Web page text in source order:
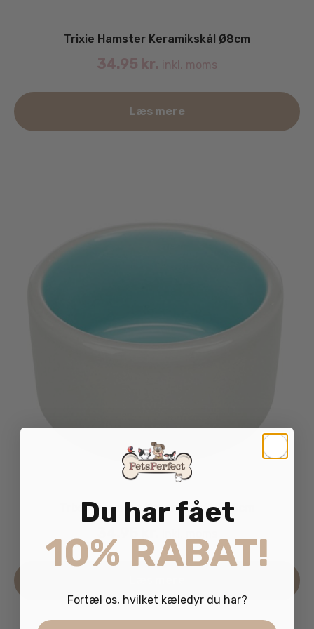
Trixie Hamster Keramikskål Ø8cm
34.95 kr. inkl. moms
Læs mere
Trixie Hamster Keramikskål Ø7,5cm
Du har fået
10% RABAT!
Fortæl os, hvilket kæledyr du har?